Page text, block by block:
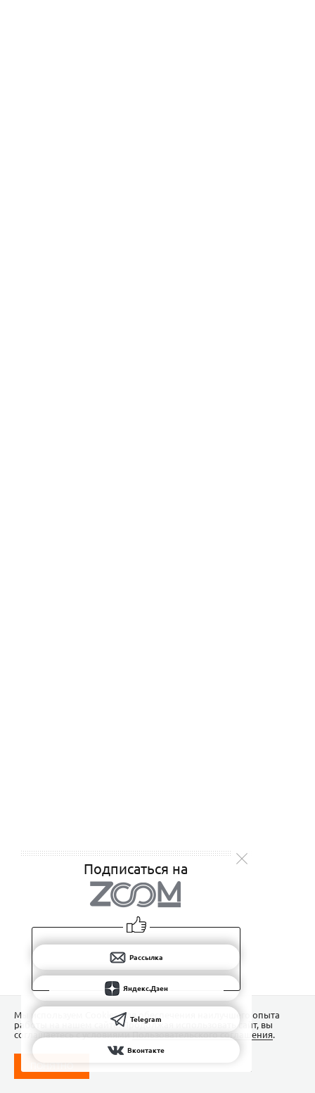
Подписаться на
Рассылка
Яндекс.Дзен
Telegram
Вконтакте
Мы используем Сookies для обеспечения наилучшего опыта
работы на нашем сайте. Продолжая использовать сайт, вы
соглашаетесь с условиямиПользовательского соглашения.
ПОНЯТНО